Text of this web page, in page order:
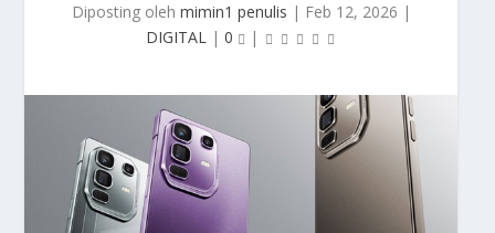
Diposting oleh mimin1 penulis | Feb 12, 2026 |
DIGITAL | 0 |